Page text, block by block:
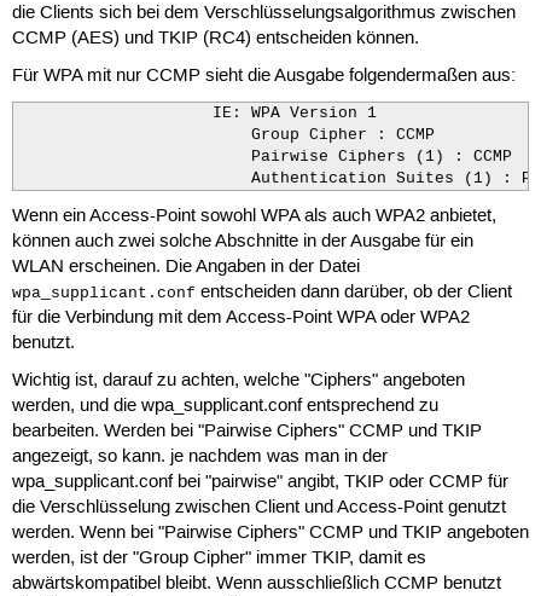
die Clients sich bei dem Verschlüsselungsalgorithmus zwischen
CCMP (AES) und TKIP (RC4) entscheiden können.
Für WPA mit nur CCMP sieht die Ausgabe folgendermaßen aus:
                    IE: WPA Version 1
                        Group Cipher : CCMP
                        Pairwise Ciphers (1) : CCMP
Authentication Suites (1) :
Wenn ein Access-Point sowohl WPA als auch WPA2 anbietet,
können auch zwei solche Abschnitte in der Ausgabe für ein
WLAN erscheinen. Die Angaben in der Datei
wpa_supplicant.conf entscheiden dann darüber, ob der Client
für die Verbindung mit dem Access-Point WPA oder WPA2
benutzt.
Wichtig ist, darauf zu achten, welche "Ciphers" angeboten
werden, und die wpa_supplicant.conf entsprechend zu
bearbeiten. Werden bei "Pairwise Ciphers" CCMP und TKIP
angezeigt, so kann. je nachdem was man in der
wpa_supplicant.conf bei "pairwise" angibt, TKIP oder CCMP für
die Verschlüsselung zwischen Client und Access-Point genutzt
werden. Wenn bei "Pairwise Ciphers" CCMP und TKIP angeboten
werden, ist der "Group Cipher" immer TKIP, damit es
abwärtskompatibel bleibt. Wenn ausschließlich CCMP benutzt